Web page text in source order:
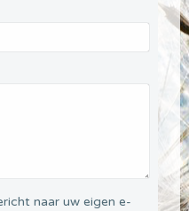
naar uw eigen e-